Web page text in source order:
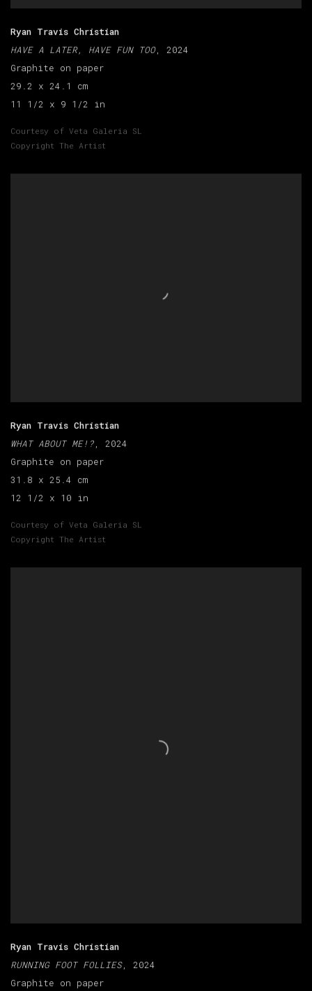
Ryan Travis Christian
HAVE A LATER, HAVE FUN TOO, 2024
Graphite on paper
29.2 x 24.1 cm
11 1/2 x 9 1/2 in
Courtesy of Veta Galeria SL
Copyright The Artist
Ryan Travis Christian
WHAT ABOUT ME!?, 2024
Graphite on paper
31.8 x 25.4 cm
12 1/2 x 10 in
Courtesy of Veta Galeria SL
Copyright The Artist
Ryan Travis Christian
RUNNING FOOT FOLLIES, 2024
Graphite on paper